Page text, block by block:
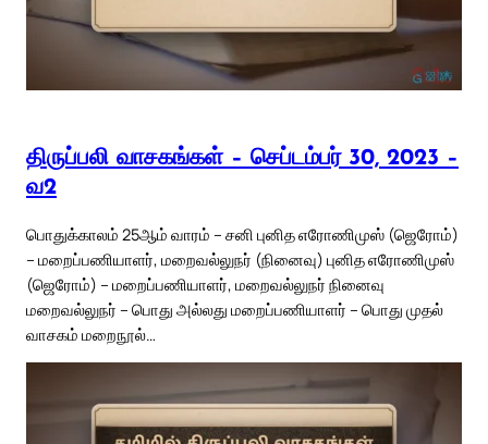
திருப்பலி வாசகங்கள் – செப்டம்பர் 30, 2023 –
வ2
பொதுக்காலம் 25ஆம் வாரம் – சனி புனித எரோணிமுஸ் (ஜெரோம்)
– மறைப்பணியாளர், மறைவல்லுநர் (நினைவு) புனித எரோணிமுஸ்
(ஜெரோம்) – மறைப்பணியாளர், மறைவல்லுநர் நினைவு
மறைவல்லுநர் – பொது அல்லது மறைப்பணியாளர் – பொது முதல்
வாசகம் மறைநூல்…